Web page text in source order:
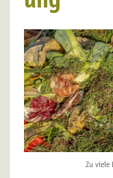
Zu viele